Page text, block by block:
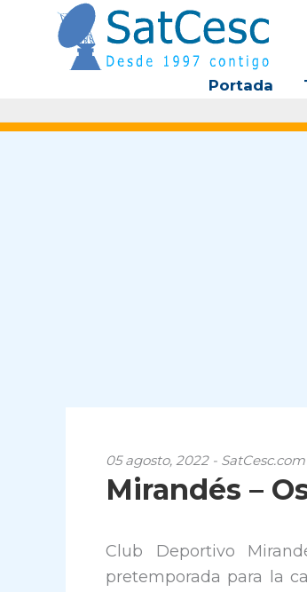
contenido
Portada
05 agosto, 2022 - SatCesc.com
Mirandés –
Club Deportivo
pretemporada para la